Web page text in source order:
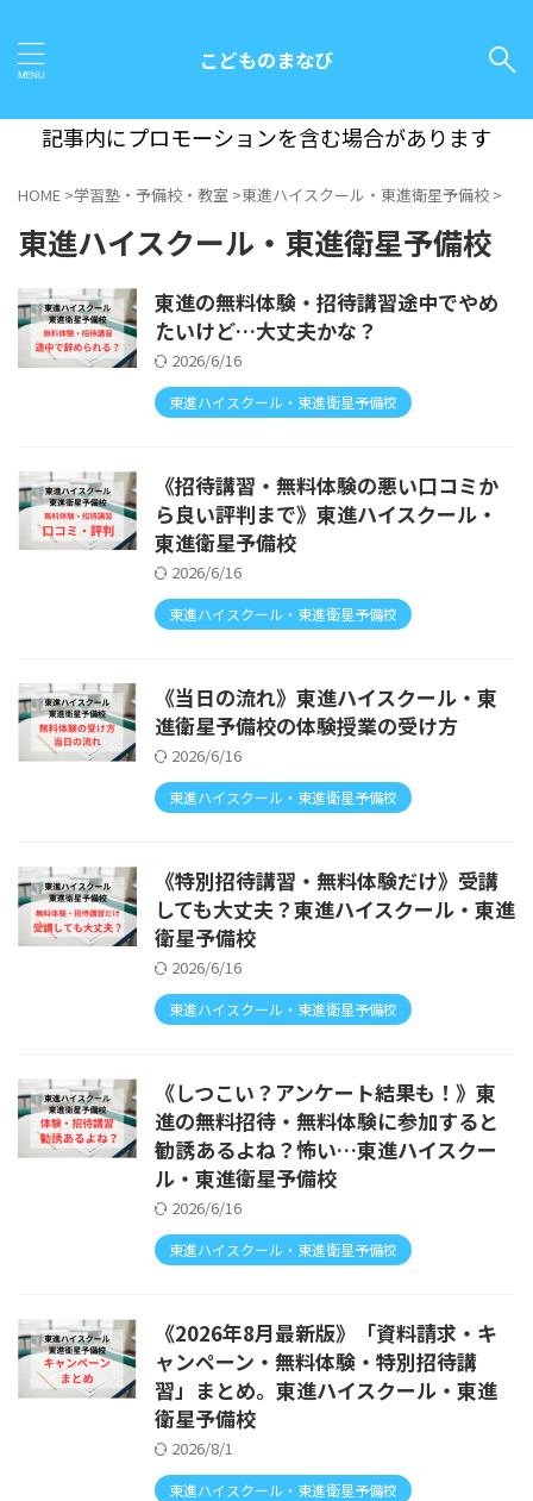
こどものまなび
記事内にプロモーションを含む場合があります
HOME >学習塾・予備校・教室 >東進ハイスクール・東進衛星予備校 >
東進ハイスクール・東進衛星予備校
東進の無料体験・招待講習途中でやめ
たいけど…大丈夫かな？
2026/6/16
東進ハイスクール・東進衛星予備校
《招待講習・無料体験の悪い口コミか
ら良い評判まで》東進ハイスクール・
東進衛星予備校
2026/6/16
東進ハイスクール・東進衛星予備校
《当日の流れ》東進ハイスクール・東
進衛星予備校の体験授業の受け方
2026/6/16
東進ハイスクール・東進衛星予備校
《特別招待講習・無料体験だけ》受講
しても大丈夫？東進ハイスクール・東進
衛星予備校
2026/6/16
東進ハイスクール・東進衛星予備校
《しつこい？アンケート結果も！》東
進の無料招待・無料体験に参加すると
勧誘あるよね？怖い…東進ハイスクー
ル・東進衛星予備校
2026/6/16
東進ハイスクール・東進衛星予備校
《2026年8月最新版》「資料請求・キ
ャンペーン・無料体験・特別招待講
習」まとめ。東進ハイスクール・東進
衛星予備校
2026/8/1
東進ハイスクール・東進衛星予備校